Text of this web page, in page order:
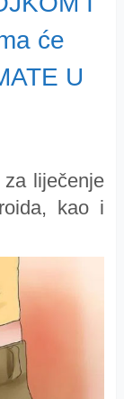
će
U
liječenje
kao i